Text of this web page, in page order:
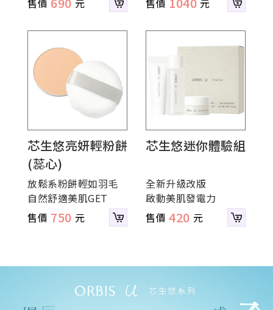
芯生悠亮妍輕粉餅
(蕊心)
放鬆系粉餅輕如羽毛
自然舒適美肌GET
750
芯生悠迷你體驗組
全新升級改版
啟動美肌發電力
420